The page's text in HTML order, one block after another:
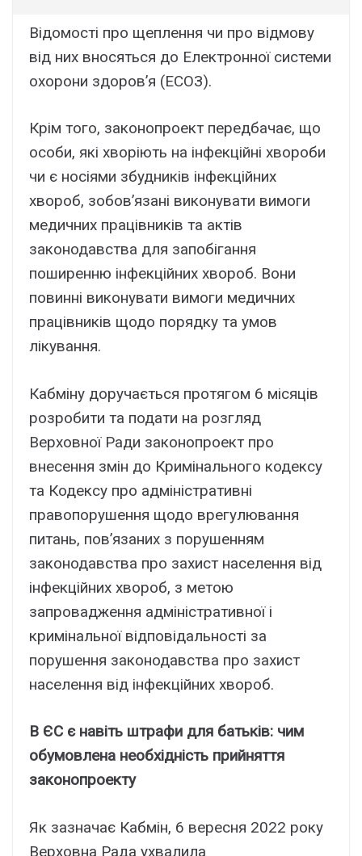
Відомості про щеплення чи про відмову
від них вносяться до Електронної системи
охорони здоров’я (ЕСОЗ).
Крім того, законопроект передбачає, що
особи, які хворіють на інфекційні хвороби
чи є носіями збудників інфекційних
хвороб, зобов’язані виконувати вимоги
медичних працівників та актів
законодавства для запобігання
поширенню інфекційних хвороб. Вони
повинні виконувати вимоги медичних
працівників щодо порядку та умов
лікування.
Кабміну доручається протягом 6 місяців
розробити та подати на розгляд
Верховної Ради законопроект про
внесення змін до Кримінального кодексу
та Кодексу про адміністративні
правопорушення щодо врегулювання
питань, пов’язаних з порушенням
законодавства про захист населення від
інфекційних хвороб, з метою
запровадження адміністративної і
кримінальної відповідальності за
порушення законодавства про захист
населення від інфекційних хвороб.
В ЄС є навіть штрафи для батьків: чим
обумовлена необхідність прийняття
законопроекту
Як зазначає Кабмін, 6 вересня 2022 року
Верховна Рада ухвалила